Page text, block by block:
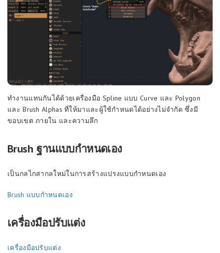
ทำงานแทนกันได้ด้วยเครื่องมือ Spline แบบ Curve และ Polygon
และ Brush Alphas ที่ให้มาและผู้ใช้กำหนดได้อย่างไม่จำกัด ซึ่งมี
ขอบเขต ภายใน และความลึก
Brush ฐานแบบกำหนดเอง
เป็นกลไกสากลใหม่ในการสร้างแปรงแบบกำหนดเอง
Brush แบบกำหนดเอง
เครื่องมือปรับแต่ง
เครื่องมือปรับแต่ง